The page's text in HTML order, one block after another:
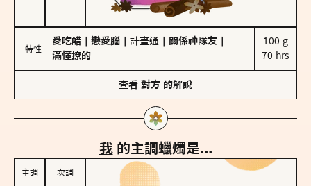
特性
愛吃醋 戀愛腦 計畫通 關係神隊友
滿懂撩的
100 g
70 hrs
查看 對方 的解說
我 的主調蠟燭是...
主調 次調